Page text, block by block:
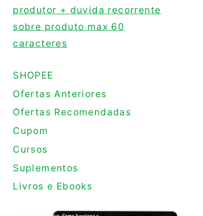
produtor + duvida recorrente
sobre produto max 60
caracteres
SHOPEE
Ofertas Anteriores
Ofertas Recomendadas
Cupom
Cursos
Suplementos
Livros e Ebooks